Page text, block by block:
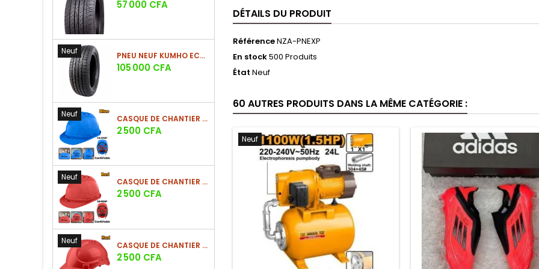
Prix
57 000 CFA
Neuf PNEU NEUF KUMHO ECSTA HS52 225/60 R17 99V
Prix
105 000 CFA
Neuf CASQUE DE CHANTIER BLEU EN PE 380G
Prix
2 500 CFA
Neuf CASQUE DE CHANTIER ROUGE EN PE 380G
Prix
2 500 CFA
Neuf CASQUE DE CHANTIER ROUGE EN PE 330G - NOUVEAU MODÈLE
Prix
2 500 CFA
DÉTAILS DU PRODUIT
RéférenceNZA-PNEXP
En stock500 Produits
État Neuf
60 AUTRES PRODUITS DANS LA MÊME CATÉGORIE :
Neuf